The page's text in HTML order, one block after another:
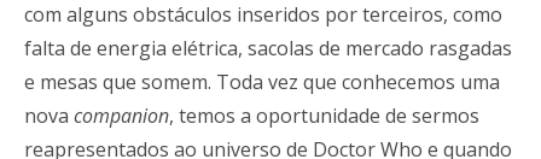
com alguns obstáculos inseridos por terceiros, como
falta de energia elétrica, sacolas de mercado rasgadas
e mesas que somem. Toda vez que conhecemos uma
nova companion, temos a oportunidade de sermos
reapresentados ao universo de Doctor Who e quando